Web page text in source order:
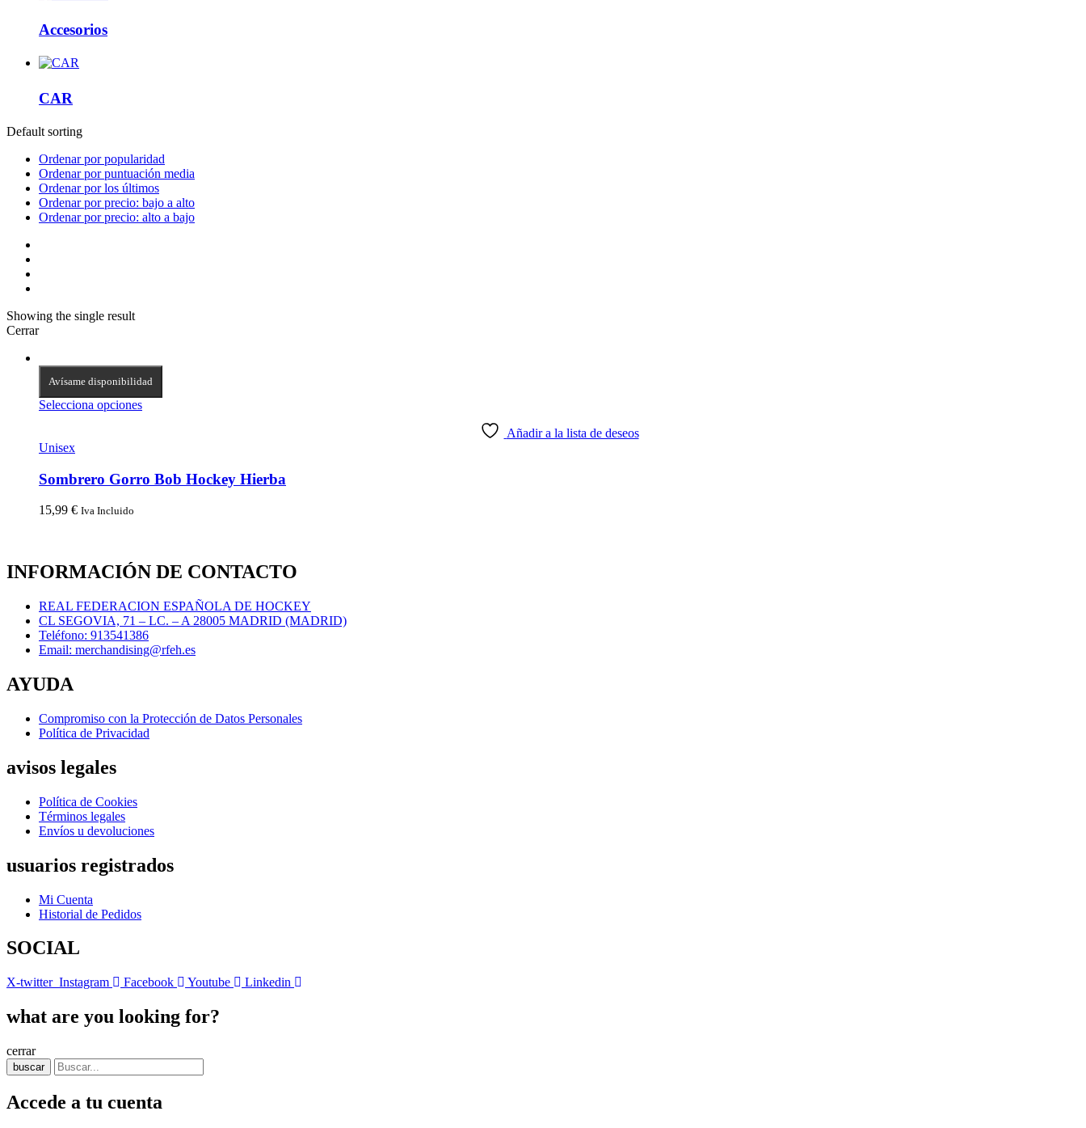
Accesorios
CAR
Default sorting
Ordenar por popularidad
Ordenar por puntuación media
Ordenar por los últimos
Ordenar por precio: bajo a alto
Ordenar por precio: alto a bajo
Showing the single result
Cerrar
Avísame disponibilidad
Selecciona opciones
Añadir a la lista de deseos
Unisex
Sombrero Gorro Bob Hockey Hierba
15,99 € Iva Incluido
INFORMACIÓN DE CONTACTO
REAL FEDERACION ESPAÑOLA DE HOCKEY
CL SEGOVIA, 71 – LC. – A 28005 MADRID (MADRID)
Teléfono: 913541386
Email: merchandising@rfeh.es
AYUDA
Compromiso con la Protección de Datos Personales
Política de Privacidad
avisos legales
Política de Cookies
Términos legales
Envíos u devoluciones
usuarios registrados
Mi Cuenta
Historial de Pedidos
SOCIAL
X-twitter Instagram Facebook Youtube Linkedin
what are you looking for?
cerrar
buscar
Accede a tu cuenta